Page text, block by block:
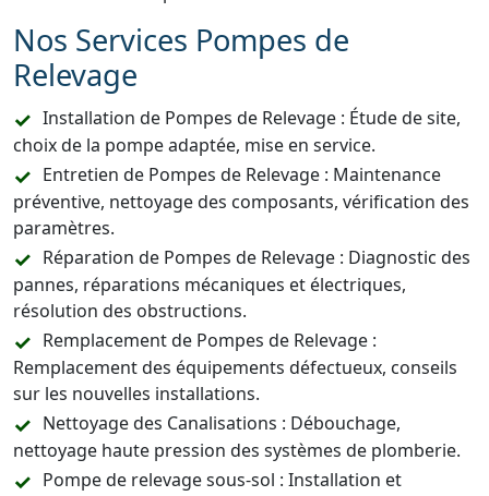
Nos Services Pompes de
Relevage
Installation de Pompes de Relevage : Étude de site,
choix de la pompe adaptée, mise en service.
Entretien de Pompes de Relevage : Maintenance
préventive, nettoyage des composants, vérification des
paramètres.
Réparation de Pompes de Relevage : Diagnostic des
pannes, réparations mécaniques et électriques,
résolution des obstructions.
Remplacement de Pompes de Relevage :
Remplacement des équipements défectueux, conseils
sur les nouvelles installations.
Nettoyage des Canalisations : Débouchage,
nettoyage haute pression des systèmes de plomberie.
Pompe de relevage sous-sol : Installation et